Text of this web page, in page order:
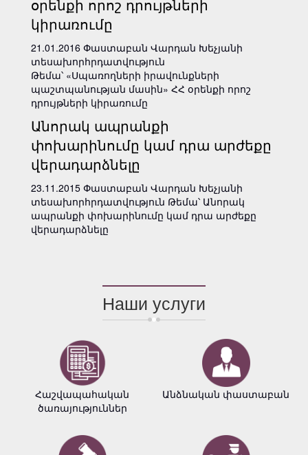
օրենքի որոշ դրույթների
կիրառումը
21.01.2016 Փաստաբան Վարդան Խեչյանի
տեսախորհրդատվություն
Թեմա՝ «Սպառողների իրավունքների
պաշտպանության մասին» ՀՀ օրենքի որոշ
դրույթների կիրառումը
Անորակ ապրանքի
փոխարինումը կամ դրա արժեքը
վերադարձնելը
23.11.2015 Փաստաբան Վարդան Խեչյանի
տեսախորհրդատվություն Թեմա՝ Անորակ
ապրանքի փոխարինումը կամ դրա արժեքը
վերադարձնելը
Наши услуги
Հաշվապահական
ծառայություններ
Անձնական փաստաբան